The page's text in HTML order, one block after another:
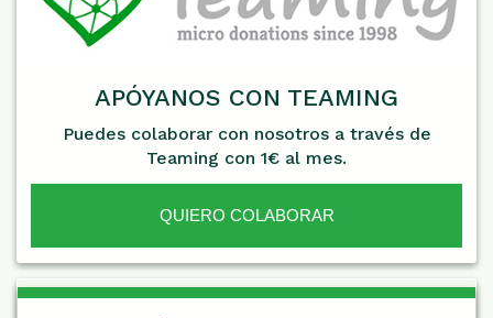
APÓYANOS CON TEAMING
Puedes colaborar con nosotros a través de
Teaming con 1€ al mes.
QUIERO COLABORAR
De Interés